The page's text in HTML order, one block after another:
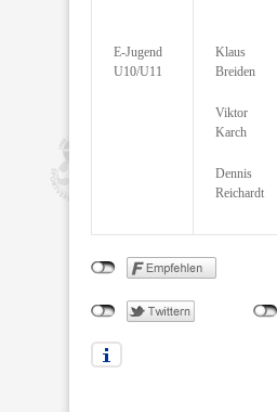
E-Jugend
U10/U11
Klaus
Breiden
Viktor
Karch
Dennis
Reichardt